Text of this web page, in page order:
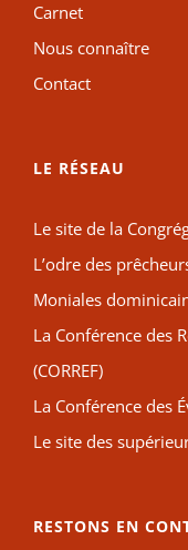
Carnet
Nous connaître
Contact
LE RÉSEAU
Le site de la
L’odre des
Moniales
La Conférence des
(CORREF)
La Conférence des
Le site des
RESTONS EN